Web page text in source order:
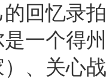
回忆录
个得州
、关心